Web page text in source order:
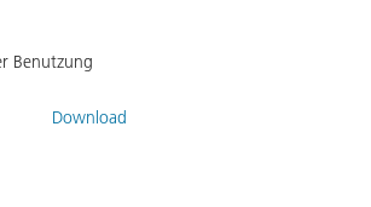
Benutzung
Download